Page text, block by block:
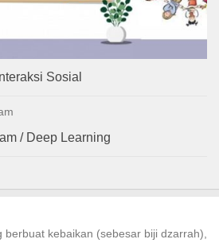
Sosial
/ Deep Learning
berbuat kebaikan (sebesar biji dzarrah),